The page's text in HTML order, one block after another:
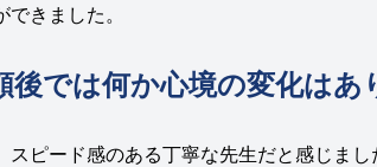
きました。
後では何か心境の変化はあ
ピード感のある丁寧な先生だと感じまし